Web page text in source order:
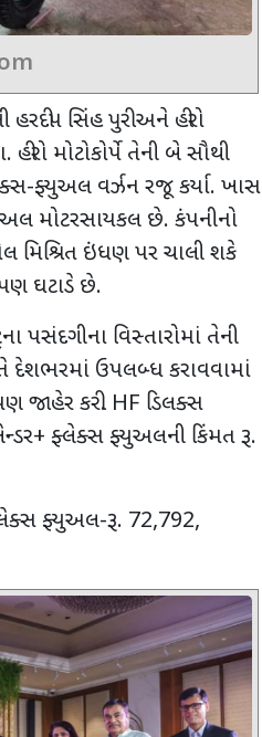
હરદીપ સિંહ પુરી અને હીરો
મોટોકોર્પે તેની બે સૌથી
ફ્યુઅલ વર્ઝન રજૂ કર્યા. ખાસ
મોટરસાયકલ છે. કંપનીનો
મિશ્રિત ઇંધણ પર ચાલી શકે
ઘટાડે છે.
પસંદગીના વિસ્તારોમાં તેની
દેશભરમાં ઉપલબ્ધ કરાવવામાં
જાહેર કરી. HF ડિલક્સ
ફ્લેક્સ ફ્યુઅલની કિંમત રૂ.
ફ્યુઅલ-રૂ. 72,792,